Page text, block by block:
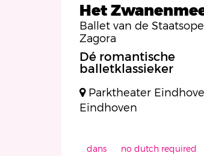
Het
Ballet van de
Zagora
Dé romantische
balletklassieker
Parktheater
Eindhoven
dans no dutch required